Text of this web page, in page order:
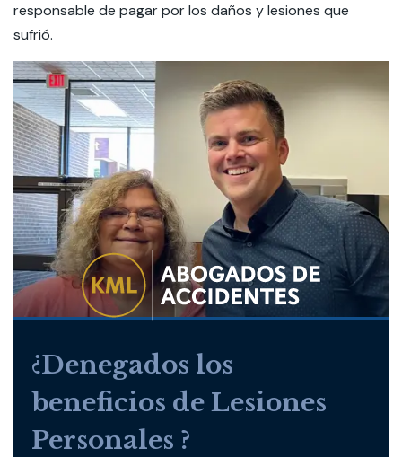
responsable de pagar por los daños y lesiones que
sufrió.
¿Denegados los
beneficios de Lesiones
Personales ?